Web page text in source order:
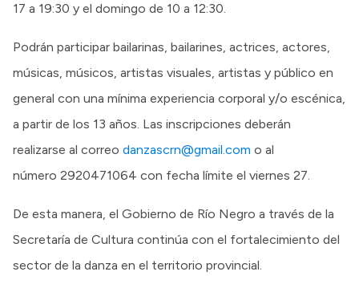
17 a 19:30 y el domingo de 10 a 12:30.
Podrán participar bailarinas, bailarines, actrices, actores,
músicas, músicos, artistas visuales, artistas y público en
general con una mínima experiencia corporal y/o escénica,
a partir de los 13 años. Las inscripciones deberán
realizarse al correo danzascrn@gmail.com o al
número 2920471064 con fecha límite el viernes 27.
De esta manera, el Gobierno de Río Negro a través de la
Secretaría de Cultura continúa con el fortalecimiento del
sector de la danza en el territorio provincial.